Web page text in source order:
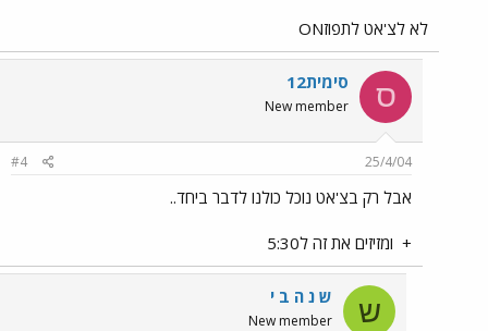
לא לצ'אט לתפוזON
ס סימית12
New member
25/4/04
#4
אבל רק בצ'אט נוכל כולנו לדבר ביחד..
+ ומזיזים את זה ל5:30
ש ש נ ה ב י
New member